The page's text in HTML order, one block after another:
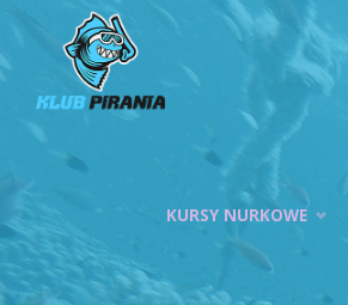
WROCŁAW |
KURSY
NURKOWANIA,
HOKEJ
PODWODNY
Przejdź
treści
KURSY NURKOWE